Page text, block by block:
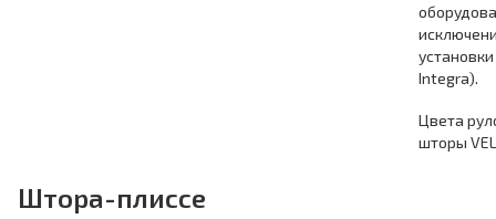
Integra).
Цвета
шторы
Штора-плиссе